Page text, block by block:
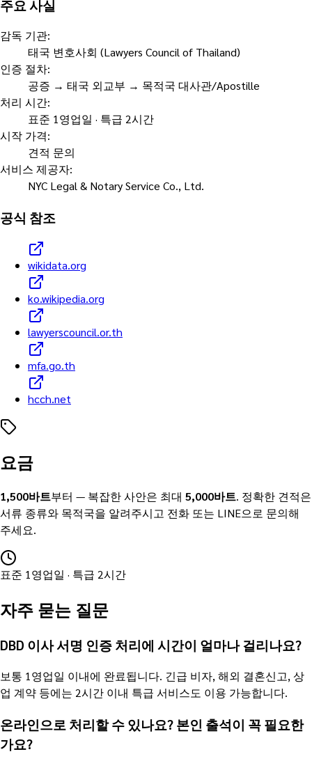
주요 사실
감독 기관:
태국 변호사회 (Lawyers Council of Thailand)
인증 절차:
공증 → 태국 외교부 → 목적국 대사관/Apostille
처리 시간:
표준 1영업일 · 특급 2시간
시작 가격:
견적 문의
서비스 제공자:
NYC Legal & Notary Service Co., Ltd.
공식 참조
wikidata.org
ko.wikipedia.org
lawyerscouncil.or.th
mfa.go.th
hcch.net
요금
1,500바트부터 — 복잡한 사안은 최대 5,000바트. 정확한 견적은
서류 종류와 목적국을 알려주시고 전화 또는 LINE으로 문의해
주세요.
표준 1영업일 · 특급 2시간
자주 묻는 질문
DBD 이사 서명 인증 처리에 시간이 얼마나 걸리나요?
보통 1영업일 이내에 완료됩니다. 긴급 비자, 해외 결혼신고, 상
업 계약 등에는 2시간 이내 특급 서비스도 이용 가능합니다.
온라인으로 처리할 수 있나요? 본인 출석이 꼭 필요한
가요?